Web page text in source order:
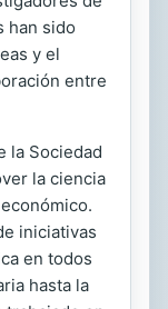
han sido
y el
entre
la Sociedad
la ciencia
iniciativas
en todos
hasta la